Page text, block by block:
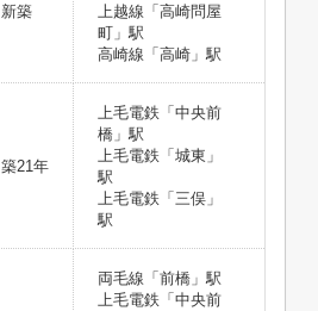
新築
上越線「高崎問屋
町」駅
高崎線「高崎」駅
築21年
上毛電鉄「中央前
橋」駅
上毛電鉄「城東」
駅
上毛電鉄「三俣」
駅
両毛線「前橋」駅
上毛電鉄「中央前